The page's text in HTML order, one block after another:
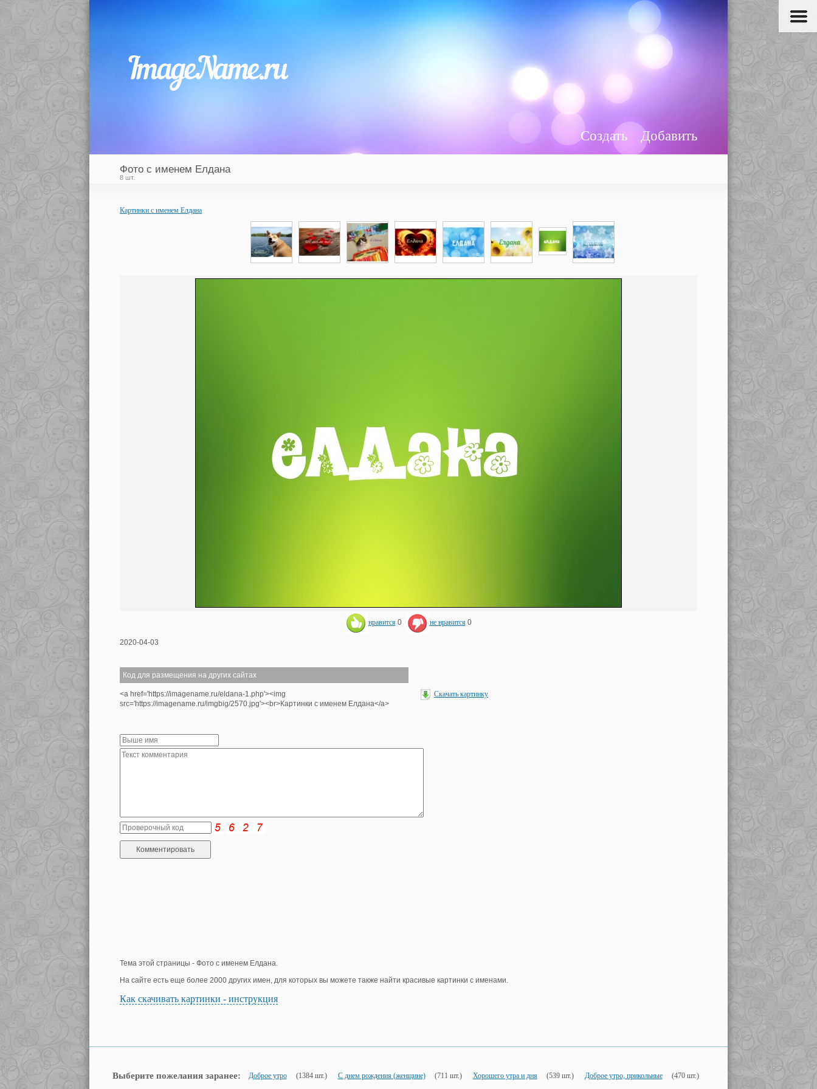
Добавить
Создать
Фото с именем Елдана
8 шт.
Картинки с именем Елдана
нравится 0 не нравится 0
2020-04-03
Код для размещения на других сайтах
<a href='https://imagename.ru/eldana-1.php'><img
src='https://imagename.ru/imgbig/2570.jpg'><br>Картинки с именем Елдана</a>
Скачать картинку
Тема этой страницы - Фото с именем Елдана.
На сайте есть еще более 2000 других имен, для которых вы можете также найти красивые картинки с именами.
Как скачивать картинки - инструкция
Выберите пожелания заранее: Доброе утро (1384 шт.) С днем рождения (женщине) (711 шт.) Хорошего утра и дня (539 шт.) Доброе утро, прикольные (470 шт.)